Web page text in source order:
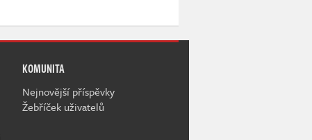
KOMUNITA
Nejnovější příspěvky
Žebříček uživatelů